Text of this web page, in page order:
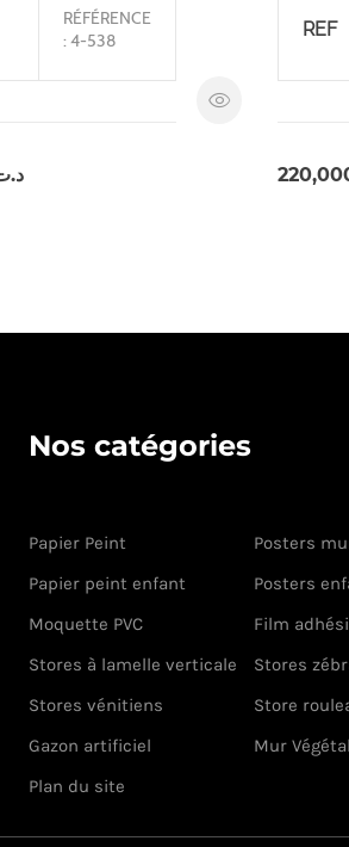
RÉFÉRENCE
: 4-538
REF
Nos catégories
Papier Peint
Posters
Papier peint enfant
Posters
Moquette PVC
Film
Stores à lamelle verticale
Stores
Stores vénitiens
Store
Gazon artificiel
Mur
Plan du site